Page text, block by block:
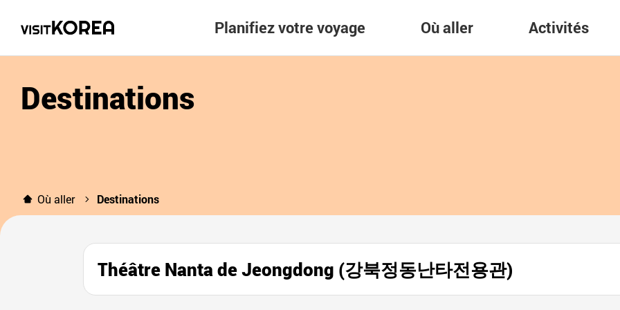
Planifiez votre voyage Où aller Activités
Destinations
Où aller Destinations
Théâtre Nanta de Jeongdong (강북정동난타전용관)